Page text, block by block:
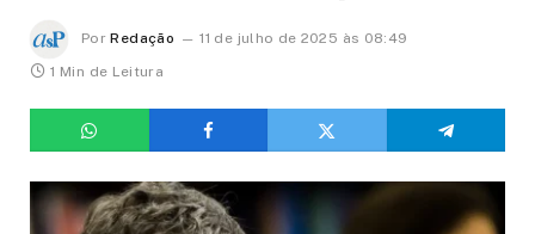
Por Redação
11 de julho de 2025 às 08:49
1 Min de Leitura